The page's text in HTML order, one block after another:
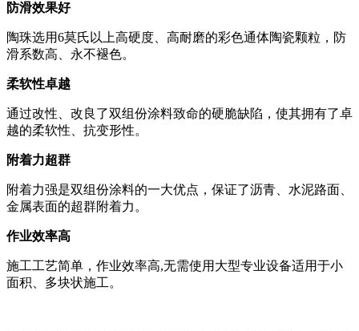
防滑效果好
陶珠选用6莫氏以上高硬度、高耐磨的彩色通体陶瓷颗粒，防
滑系数高、永不褪色。
柔软性卓越
通过改性、改良了双组份涂料致命的硬脆缺陷，使其拥有了卓
越的柔软性、抗变形性。
附着力超群
附着力强是双组份涂料的一大优点，保证了沥青、水泥路面、
金属表面的超群附着力。
作业效率高
施工工艺简单，作业效率高,无需使用大型专业设备适用于小
面积、多块状施工。